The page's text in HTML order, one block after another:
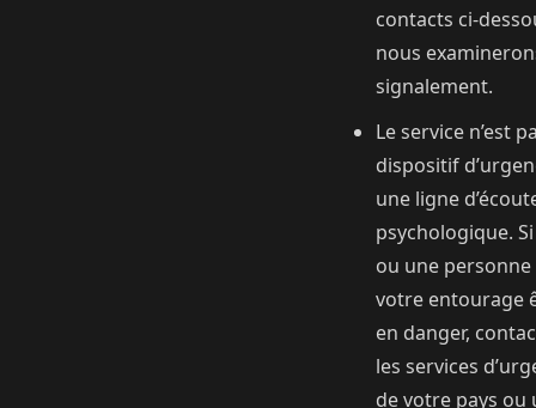
contacts ci-
nous
signalement.
Le service n’est
dispositif
une ligne
psychologique.
ou une personne
votre entourage
en danger,
les services
de votre pays ou